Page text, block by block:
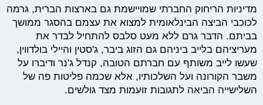
מדיניות הריחוק החברתי שמויישמת גם בארצות הברית, גרמה
לכוכבי הביצה הבינלאומית למצוא את עצמם בהסגר ממושך
בביתם. הדבר גרם ללא מעט סלבס להתחיל לבדר את
מעריציהם בלייב ביניהם גם הזוג ביבר, ג'סטין והיילי בולדווין,
שעשו לייב משותף עם חברתם הטובה, קנדל ג'נר ודיברו על
משבר הקורונה ועל השלכותיו, אלא שכמה פליטות פה של
השלישייה הביאה לתגובות זועמות מצד גולשים.